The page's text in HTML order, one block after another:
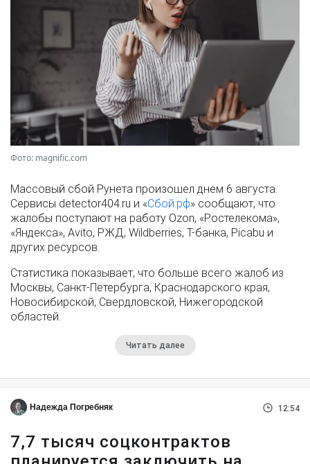
Фото: magnific.com
Массовый сбой Рунета произошел днем 6 августа.
Сервисы detector404.ru и «Сбой.рф» сообщают, что
жалобы поступают на работу Ozon, «Ростелекома»,
«Яндекса», Avito, РЖД, Wildberries, Т-банка, Picabu и
других ресурсов.
Статистика показывает, что больше всего жалоб из
Москвы, Санкт-Петербурга, Краснодарского края,
Новосибирской, Свердловской, Нижегородской
областей.
Читать далее
Надежда Погребняк 12:54
7,7 тысяч соцконтрактов